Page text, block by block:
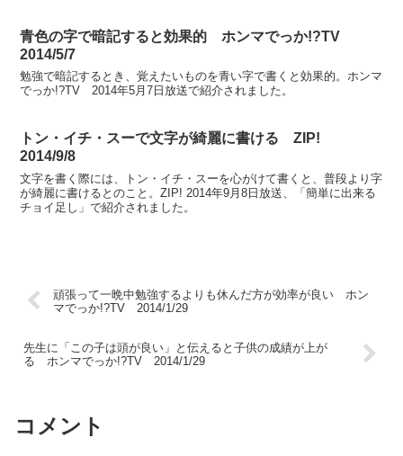
青色の字で暗記すると効果的 ホンマでっか!?TV
2014/5/7
勉強で暗記するとき、覚えたいものを青い字で書くと効果的。ホンマ
でっか!?TV 2014年5月7日放送で紹介されました。
トン・イチ・スーで文字が綺麗に書ける ZIP!
2014/9/8
文字を書く際には、トン・イチ・スーを心がけて書くと、普段より字
が綺麗に書けるとのこと。ZIP! 2014年9月8日放送、「簡単に出来る
チョイ足し」で紹介されました。
頑張って一晩中勉強するよりも休んだ方が効率が良い ホン
マでっか!?TV 2014/1/29
先生に「この子は頭が良い」と伝えると子供の成績が上が
る ホンマでっか!?TV 2014/1/29
コメント